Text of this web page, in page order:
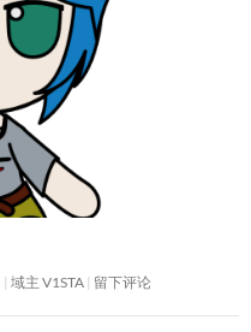
域主 V1STA 留下评论